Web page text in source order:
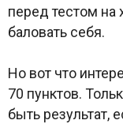
перед тестом на
баловать себя.
Но вот что
70 пунктов.
быть результат,